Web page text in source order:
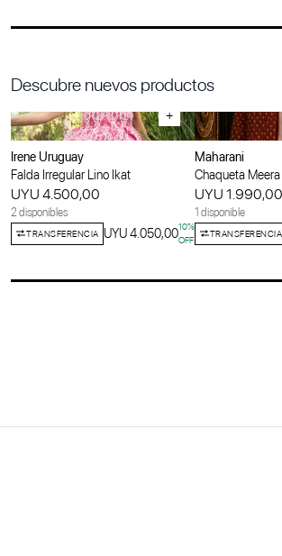
Descubre nuevos productos
+
Irene Uruguay
Falda Irregular Lino Ikat
UYU 4.500,00
2 disponibles
TRANSFERENCIA UYU 4.050,0010%
OFF
Maharani
Chaqueta
UYU 1.990,00
1 disponible
TRANSFERENCIA